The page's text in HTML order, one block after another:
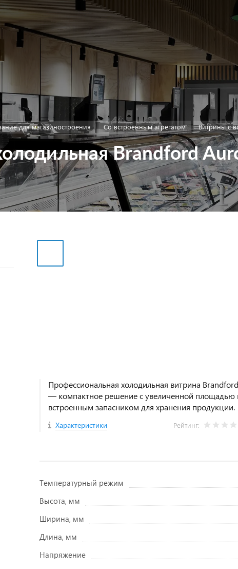
для магазиностроения Со встроенным агрегатом Витрины с
Brandford
Профессиональная холодильная витрина
— компактное решение с увеличенной площадью
встроенным запасником для хранения продукции.
Характеристики Рейтинг:
Температурный режим
Высота, мм
Ширина, мм
Длина, мм
Напряжение